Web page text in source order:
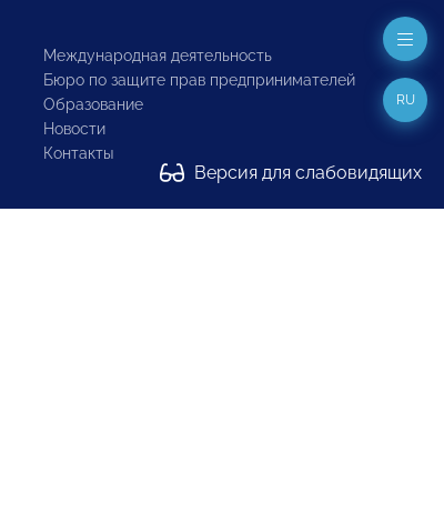
Международная деятельность
Бюро по защите прав предпринимателей
Образование
Новости
Контакты
Версия для слабовидящих
RU